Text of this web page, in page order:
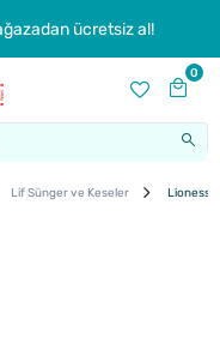
ücretsiz al!
0
Lif Sünger ve Keseler